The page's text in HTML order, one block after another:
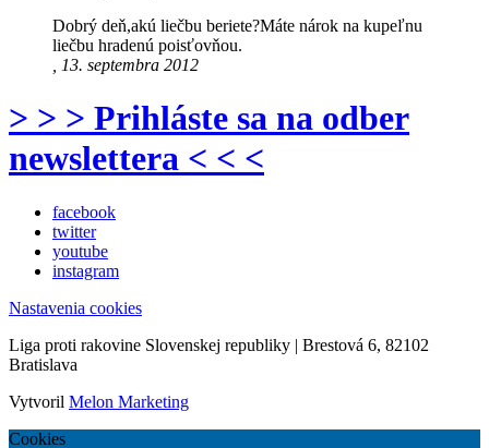
Dobrý deň,akú liečbu beriete?Máte nárok na kupeľnu
liečbu hradenú poisťovňou.
, 13. septembra 2012
> > > Prihláste sa na odber
newslettera < < <
facebook
twitter
youtube
instagram
Nastavenia cookies
Liga proti rakovine Slovenskej republiky | Brestová 6, 82102
Bratislava
Vytvoril Melon Marketing
Cookies